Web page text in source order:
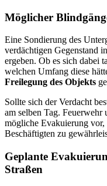
Möglicher
Eine Sondierung des
verdächtigen Gegenstand
ergeben. Ob es sich dabei
welchen Umfang diese
Freilegung des Objekts
Sollte sich der Verdacht
am selben Tag. Feuerwehr
mögliche Evakuierung
Beschäftigten zu
Geplante
Straßen